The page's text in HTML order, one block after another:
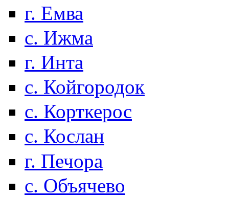
г. Емва
с. Ижма
г. Инта
с. Койгородок
с. Корткерос
с. Кослан
г. Печора
с. Объячево